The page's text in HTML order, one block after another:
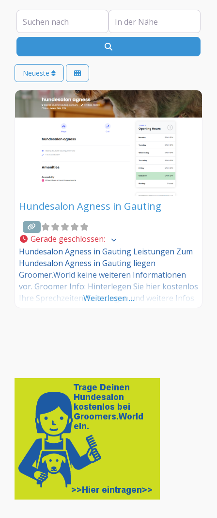
Suchen nach In der Nähe
Neueste
Hundesalon Agness in Gauting
Gerade geschlossen:
Hundesalon Agness in Gauting Leistungen Zum
Hundesalon Agness in Gauting liegen
Groomer.World keine weiteren Informationen
vor. Groomer Info: Hinterlegen Sie hier kostenlos
Ihre Sprechzeiten, Leistungen und weitere Infos
Weiterlesen …